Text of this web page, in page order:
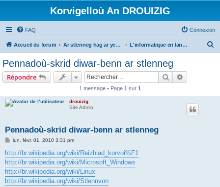
Korvigelloù An DROUIZIG
FAQ Connexion
Accueil du forum Ar stlenneg hag ar yezhoù bihan er bed a-bezh L'informatique en langues régionales et minoritaires
Pennadoù-skrid diwar-benn ar stlenneg
Répondre Rechercher
1 message • Page 1 sur 1
drouizig
Site Admin
Pennadoù-skrid diwar-benn ar stlenneg
M
s
s
a
g
e
lun. févr. 01, 2010 3:31 pm
http://br.wikipedia.org/wiki/Reizhiad_korvoi%F1
http://br.wikipedia.org/wiki/Microsoft_Windows
http://br.wikipedia.org/wiki/Linux
http://br.wikipedia.org/wiki/Stlennvon